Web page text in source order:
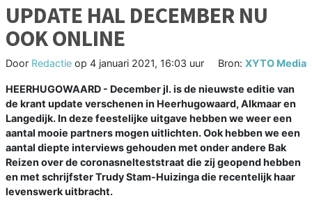
UPDATE HAL DECEMBER NU
OOK ONLINE
Door Redactie op 4 januari 2021, 16:03 uur Bron: XYTO Media
HEERHUGOWAARD - December jl. is de nieuwste editie van
de krant update verschenen in Heerhugowaard, Alkmaar en
Langedijk. In deze feestelijke uitgave hebben we weer een
aantal mooie partners mogen uitlichten. Ook hebben we een
aantal diepte interviews gehouden met onder andere Bak
Reizen over de coronasnelteststraat die zij geopend hebben
en met schrijfster Trudy Stam-Huizinga die recentelijk haar
levenswerk uitbracht.